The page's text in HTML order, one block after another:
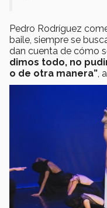
Pedro Rodríguez
baile, siempre se
dan cuenta de cómo
dimos todo, no
o de otra manera” ,